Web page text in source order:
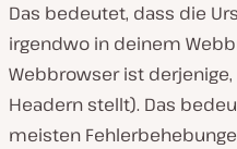
Das bedeutet, dass die
irgendwo in deinem
Webbrowser ist
Headern stellt). Das
meisten